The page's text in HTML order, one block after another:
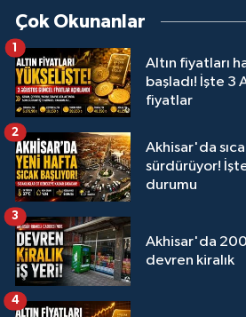
Çok Okunanlar
Altın fiyatları
başladı! İşte 3
fiyatlar
1
Akhisar'da
sürdürüyor!
durumu
2
Akhisar'da
devren kiralık
3
4